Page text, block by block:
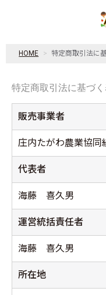
HOME 特定商取引法に
特定商取引法に基づ
販売事業者
庄内たがわ農業協同
代表者
海藤 喜久男
運営統括責任者
海藤 喜久男
所在地